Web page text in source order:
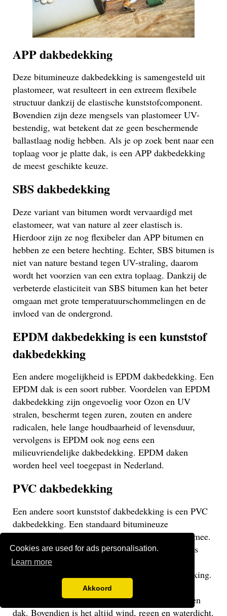
Cookies are used for ads personalisation.
Learn more
Akkoord
APP dakbedekking
Deze bitumineuze dakbedekking is samengesteld uit
plastomeer, wat resulteert in een extreem flexibele
structuur dankzij de elastische kunststofcomponent.
Bovendien zijn deze mengsels van plastomeer UV-
bestendig, wat betekent dat ze geen beschermende
ballastlaag nodig hebben. Als je op zoek bent naar een
toplaag voor je platte dak, is een APP dakbedekking
de meest geschikte keuze.
SBS dakbedekking
Deze variant van bitumen wordt vervaardigd met
elastomeer, wat van nature al zeer elastisch is.
Hierdoor zijn ze nog flexibeler dan APP bitumen en
hebben ze een betere hechting. Echter, SBS bitumen is
niet van nature bestand tegen UV-straling, daarom
wordt het voorzien van een extra toplaag. Dankzij de
verbeterde elasticiteit van SBS bitumen kan het beter
omgaan met grote temperatuurschommelingen en de
invloed van de ondergrond.
EPDM dakbedekking is een kunststof
dakbedekking
Een andere mogelijkheid is EPDM dakbedekking. Een
EPDM dak is een soort rubber. Voordelen van EPDM
dakbedekking zijn ongevoelig voor Ozon en UV
stralen, beschermt tegen zuren, zouten en andere
radicalen, hele lange houdbaarheid of levensduur,
vervolgens is EPDM ook nog eens een
milieuvriendelijke dakbedekking. EPDM daken
worden heel veel toegepast in Nederland.
PVC dakbedekking
Een andere soort kunststof dakbedekking is een PVC
dakbedekking. Een standaard bitumineuze
dakbedekking gaat veelal niet langer dan 15 jaar mee.
Een EPDM of PVC dak gaat veel langer mee en is
daarom een stuk duurzamer. Een PVC dak heeft
dezelfde eigenschappen als een EPDM dakbedekking.
Het gaat weliswaar iets minder lang mee dan een
EPDM dak, maar uiteraard langer dan een bitumen
dak. Bovendien is het altijd wind, regen en waterdicht.